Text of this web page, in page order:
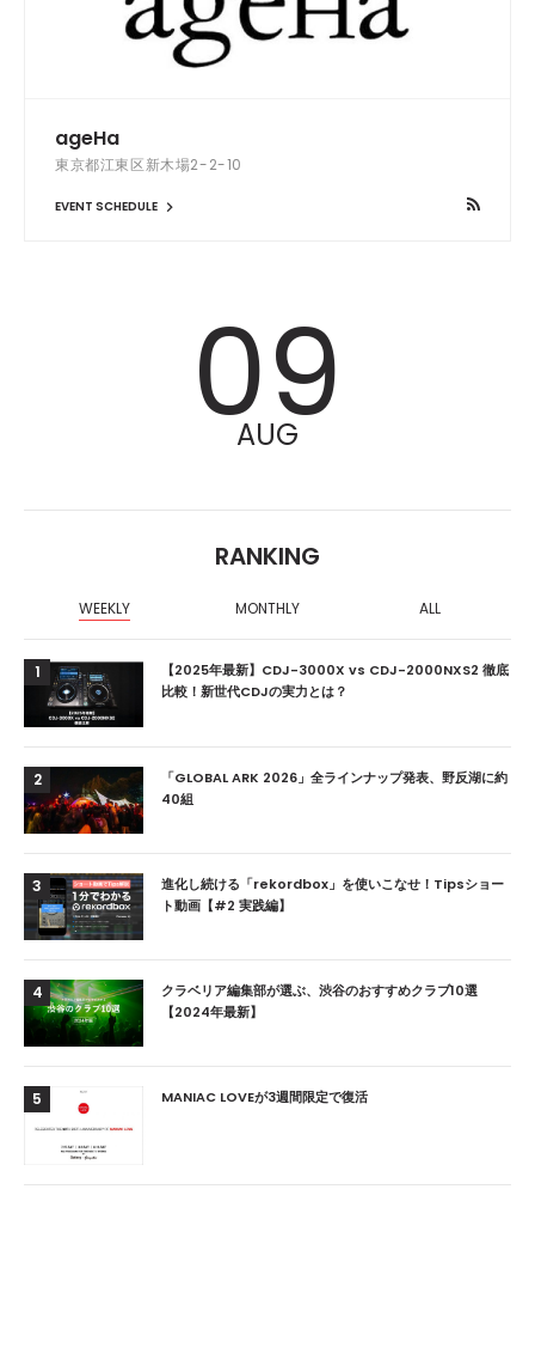
ageHa
東京都江東区新木場2-2-10
EVENT SCHEDULE
09
AUG
RANKING
WEEKLY MONTHLY ALL
1
【2025年最新】CDJ-3000X vs CDJ-2000NXS2 徹底
比較！新世代CDJの実力とは？
2
「GLOBAL ARK 2026」全ラインナップ発表、野反湖に約
40組
3
進化し続ける「rekordbox」を使いこなせ！Tipsショー
ト動画【#2 実践編】
4
クラベリア編集部が選ぶ、渋谷のおすすめクラブ10選
【2024年最新】
5 MANIAC LOVEが3週間限定で復活